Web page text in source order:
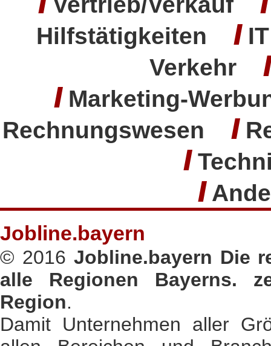
Hilfstätigkeiten /
Verkehr /
/Marketing-
Rechnungswesen /
/
/
Jobline.bayern
© 2016 Jobline.bayern Die
alle Regionen Bayerns.
Region.
Damit Unternehmen aller